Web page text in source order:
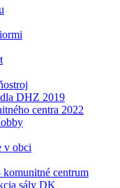
DHZ 2019
centra 2022
v obci
komunitné centrum
sály DK